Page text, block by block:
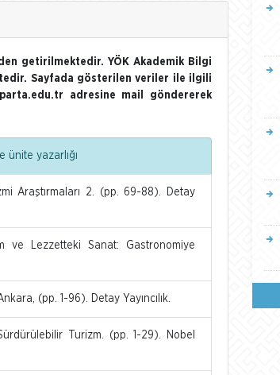
getirilmektedir. YÖK Akademik Bilgi
Sayfada gösterilen veriler ile ilgili
adresine mail göndererek
ünite yazarlığı
Araştırmaları 2. (pp. 69-88). Detay
ve Lezzetteki Sanat: Gastronomiye
(pp. 1-96). Detay Yayıncılık.
Turizm. (pp. 1-29). Nobel